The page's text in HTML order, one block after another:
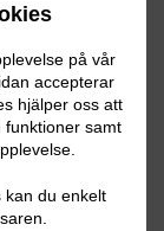
på vår
accepterar
hjälper oss att
funktioner samt
kan du enkelt